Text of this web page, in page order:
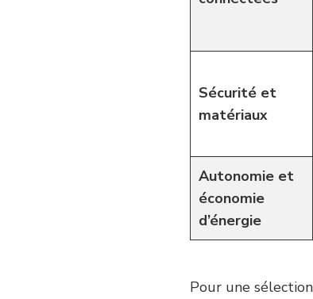
Sécurité et
matériaux
Autonomie et
économie
d’énergie
Pour une